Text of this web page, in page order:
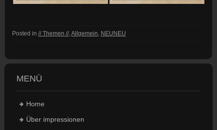
Posted in // Themen //,Allgemein, NEUNEU
MENÜ
Home
Über impressionen